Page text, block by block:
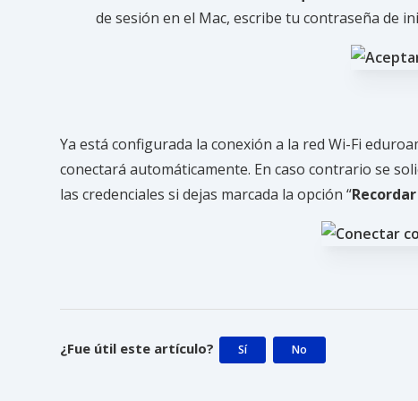
de sesión en el Mac, escribe tu contraseña de
Ya está configurada la conexión a la red Wi-Fi
conectará automáticamente. En caso contrario se
las credenciales si dejas marcada la opción “
¿Fue útil este artículo? Sí No